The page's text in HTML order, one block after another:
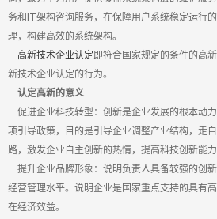
务和IT架构咨询服务，在保障用户系统稳定运行
理，构建高效的系统架构。
高新技术企业认定即符合国家规定的条件的高
新技术企业认定的行为。
认定高新的意义
促进企业科技转型：创新是企业发展的根本动
项引导政策，目的是引导企业调整产业结构，走
路，激发企业自主创新的热情，提高科技创新能力
提升企业品牌形象：说明负责人具备较强的创
经营管理水平。说明企业是国家重点支持的具有
在经济效益。